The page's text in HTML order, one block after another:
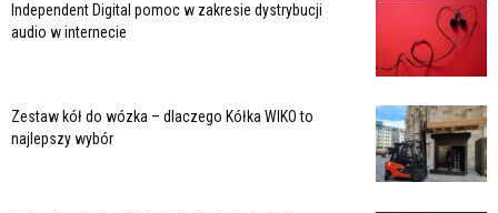
Independent Digital pomoc w zakresie dystrybucji
audio w internecie
Zestaw kół do wózka – dlaczego Kółka WIKO to
najlepszy wybór